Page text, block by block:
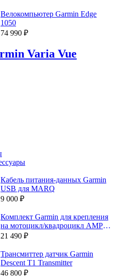
Велокомпьютер Garmin Edge
1050
74 990 ₽
Varia Vue
Кабель питания-данных Garmin
USB для MARQ
9 000 ₽
Комплект Garmin для крепления
на мотоцикл/квадроцикл AMPS с
аудио и кабелем питания
21 490 ₽
Трансмиттер датчик Garmin
Descent T1 Transmitter
46 800 ₽